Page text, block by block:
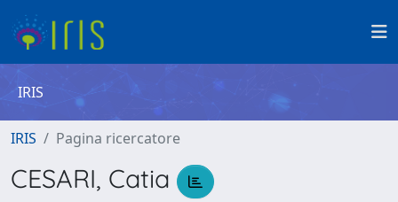
IRIS
IRIS Pagina ricercatore
CESARI, Catia